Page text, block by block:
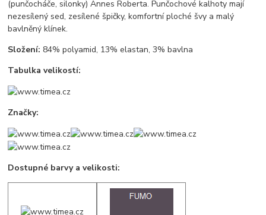
(punčocháče, silonky) Annes Roberta. Punčochové kalhoty mají
nezesílený sed, zesílené špičky, komfortní ploché švy a malý
bavlněný klínek.
Složení: 84% polyamid, 13% elastan, 3% bavlna
Tabulka velikostí:
Značky:
Dostupné barvy a velikosti: